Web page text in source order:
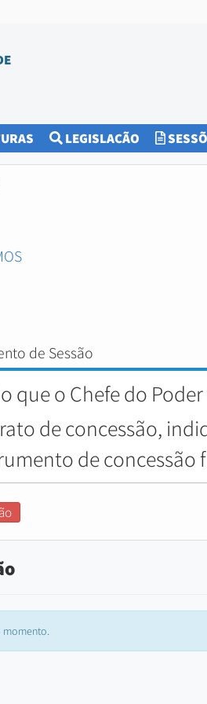
(CURRENT)
LEGISLAÇÃO
de Sessão
que o Chefe do
de concessão,
de concessão
momento.